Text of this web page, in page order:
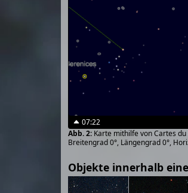
07:22
Karte mithilfe von Cartes
Breitengrad 0°, Längengrad 0°,
Objekte innerhalb